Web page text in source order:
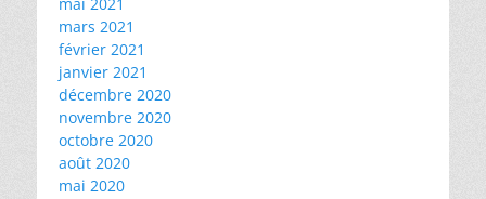
mars 2021
février 2021
janvier 2021
décembre 2020
novembre 2020
octobre 2020
août 2020
mai 2020